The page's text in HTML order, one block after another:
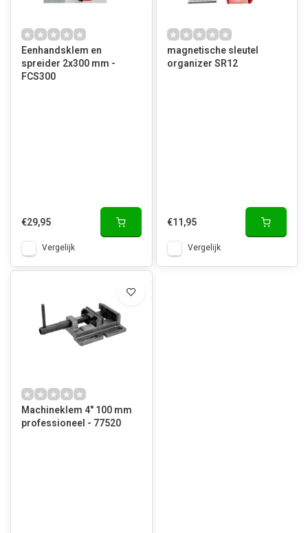
Eenhandsklem en
spreider 2x300 mm -
FCS300
€29,95
Vergelijk
magnetische sleutel
organizer SR12
€11,95
Vergelijk
Machineklem 4" 100 mm
professioneel - 77520